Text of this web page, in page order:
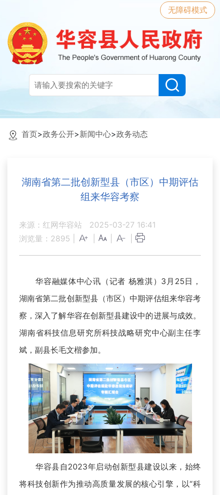
无障碍模式
首页>政务公开>新闻中心>政务动态
湖南省第二批创新型县（市区）中期评估
组来华容考察
来源：红网华容站
2025-03-27 16:41
浏览量： 2895
华容融媒体中心讯（记者 杨雅淇）3月25日，
湖南省第二批创新型县（市区）中期评估组来华容考
察，深入了解华容在创新型县建设中的进展与成效。
湖南省科技信息研究所科技战略研究中心副主任李
斌，副县长毛文楷参加。
华容县自2023年启动创新型县建设以来，始终
将科技创新作为推动高质量发展的核心引擎，以“科